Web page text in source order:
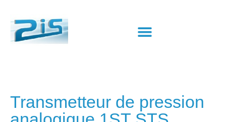
Transmetteur de pression